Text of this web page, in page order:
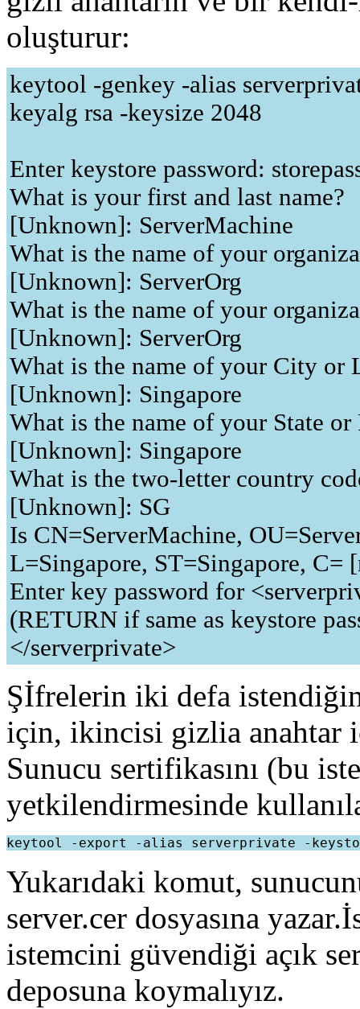
oluşturur:
keytool -genkey -alias
keyalg rsa -keysize 2048
Enter keystore password:
What is your first and last name?
[Unknown]: ServerMachine
What is the name of your
[Unknown]: ServerOrg
What is the name of your
[Unknown]: ServerOrg
What is the name of your City or
[Unknown]: Singapore
What is the name of your State or
[Unknown]: Singapore
What is the two-letter country
[Unknown]: SG
Is CN=ServerMachine,
L=Singapore, ST=Singapore, C=
Enter key password for
(RETURN if same as keystore
</serverprivate>
Şİfrelerin iki defa
için, ikincisi gizlia anahtar
Sunucu sertifikasını (bu
yetkilendirmesinde
keytool -export -alias serverprivate -
Yukarıdaki komut,
server.cer dosyasına
istemcini güvendiği açık
deposuna koymalıyız.